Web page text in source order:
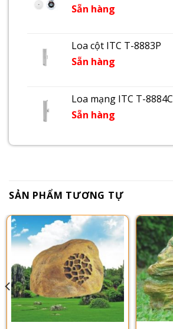
Sẵn hàng
Loa cột ITC T-8883P
Sẵn hàng
Loa mạng ITC T-8884C
Sẵn hàng
SẢN PHẨM TƯƠNG TỰ